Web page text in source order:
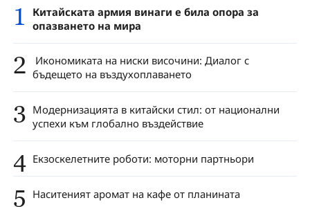
1
Китайската армия винаги е била опора за
опазването на мира
2
Икономиката на ниски височини: Диалог с
бъдещето на въздухоплаването
3 Модернизацията в китайски стил: от национални
успехи към глобално въздействие
4 Екзоскелетните роботи: моторни партньори
5 Наситеният аромат на кафе от планината